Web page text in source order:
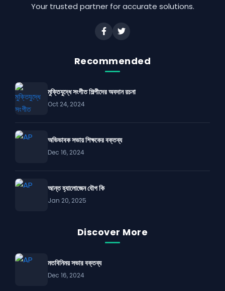
Your trusted partner for accurate solutions.
Recommended
মুক্তিযুদ্ধে সংগীত শিল্পীদের অবদান রচনা
Oct 24, 2024
অভিভাবক সভায় শিক্ষকের বক্তব্য
Dec 16, 2024
আন্ত হ্যালোজেন যৌগ কি
Jan 20, 2025
Discover More
মতবিনিময় সভার বক্তব্য
Dec 16, 2024